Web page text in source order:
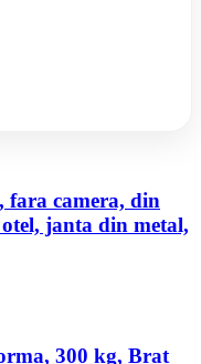
fara camera, din
janta din metal,
300 kg, Brat